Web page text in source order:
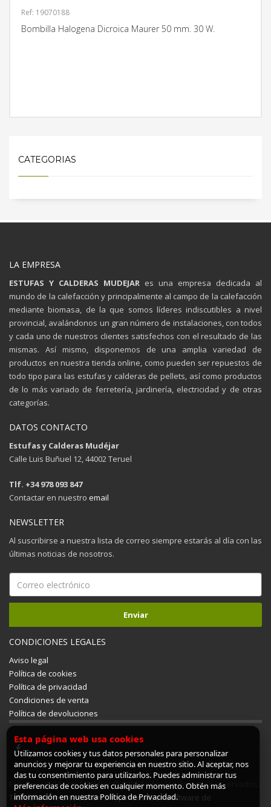
Ref: 19070188
Bombilla Halogena Dicroica Maurer 50 mm. 30 W.
CATEGORIAS
LA EMPRESA
ESTUFAS Y CALDERAS MUDEJAR es una empresa dedicada al
mundo de la calefacción y principalmente al campo de la calefacción
mediante biomasa, de la que somos líderes indiscutibles a nivel
provincial, avalándonos un gran número de instalaciones, con todos
y cada uno de nuestros clientes satisfechos con el resultado de las
mismas. Así mismo, disponemos de una amplia variedad de
productos en nuestra tienda online, como pueden ser repuestos de
todo tipo para las estufas y calderas de pellets, así como productos
de lo más variado de ferretería, jardinería, electricidad y de otras
categorías.
DATOS CONTACTO
Estufas y Calderas Mudéjar
Calle Luis Buñuel 12, 44002 Teruel
Tlf. +34 978 093 847
Contactar en nuestro email
NEWSLETTER
Al suscribirse a nuestra lista de correo siempre estarás al día con las
últimas noticias de nosotros.
CONDICIONES LEGALES
Aviso legal
Política de cookies
Política de privacidad
Condiciones de venta
Política de devoluciones
Estufas y Calderas Mudéjar © 2026 Todos los derechos reservados.
Tienda online creada con ShopinCloud, un software de
Esta página web usa cookies
Utilizamos cookies y tus datos personales para personalizar
anuncios y mejorar tu experiencia en nuestro sitio. Al aceptar, nos
das tu consentimiento para utilizarlos. Puedes administrar tus
preferencias de cookies en cualquier momento. Obtén más
información en nuestra Política de Privacidad.